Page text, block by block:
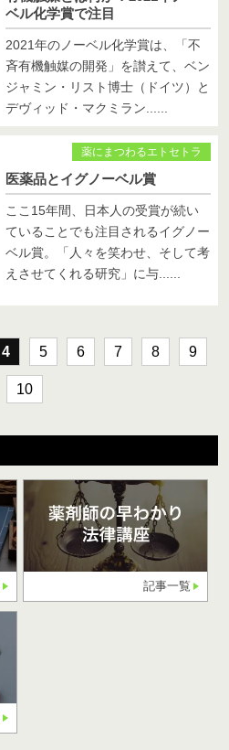
ベル化学賞で注目
2021年のノーベル化学賞は、「不
斉有機触媒の開発」を讃えて、ベン
ジャミン・リスト博士（ドイツ）と
デヴィッド・マクミラン......
薬にまつわるエトセトラ
医薬品とイグノーベル賞
ここ15年間、日本人の受賞が続い
ていることでも注目されるイグノー
ベル賞。「人々を笑わせ、そして考
えさせてくれる研究」に与......
4 5 6 7 8 9
10
記事一覧